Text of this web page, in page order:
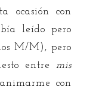
ocasión con
leído pero
M/M), pero
entremis
con